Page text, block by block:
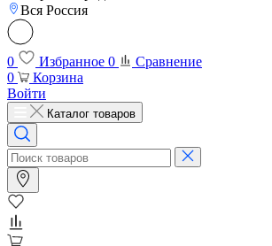
Вся Россия
0 Избранное 0
Сравнение
0
Корзина
Войти
Каталог товаров